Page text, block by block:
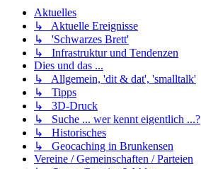
Aktuelles
↳ Aktuelle Ereignisse
↳ 'Schwarzes Brett'
↳ Infrastruktur und Tendenzen
Dies und das ...
↳ Allgemein, 'dit & dat', 'smalltalk'
↳ Tipps
↳ 3D-Druck
↳ Suche ... wer kennt eigentlich ...?
↳ Historisches
↳ Geocaching in Brunkensen
Vereine / Gemeinschaften / Parteien